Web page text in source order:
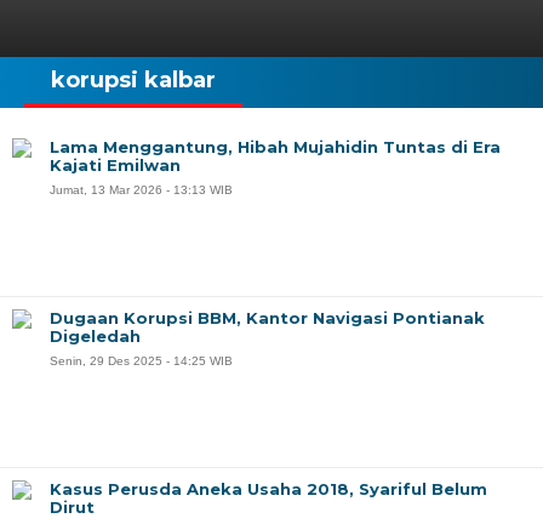
korupsi kalbar
Lama Menggantung, Hibah Mujahidin Tuntas di Era
Kajati Emilwan
Jumat, 13 Mar 2026 - 13:13 WIB
Dugaan Korupsi BBM, Kantor Navigasi Pontianak
Digeledah
Senin, 29 Des 2025 - 14:25 WIB
Kasus Perusda Aneka Usaha 2018, Syariful Belum
Dirut